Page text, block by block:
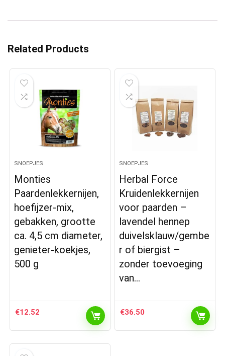
Related Products
SNOEPJES
Monties
Paardenlekkernijen,
hoefijzer-mix,
gebakken, grootte
ca. 4,5 cm diameter,
genieter-koekjes,
500 g
€12.52
SNOEPJES
Herbal Force
Kruidenlekkernijen
voor paarden –
lavendel hennep
duivelsklauw/gembe
r of biergist –
zonder toevoeging
van…
€36.50